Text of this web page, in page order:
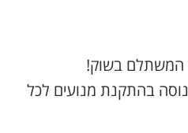
המשתלם בשוק!
בהתקנת מנועים לכל